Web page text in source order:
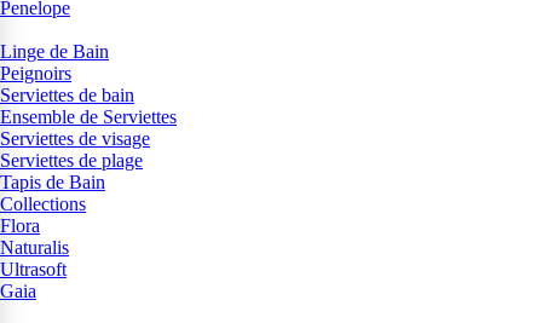
Penelope
Linge de Bain
Peignoirs
Serviettes de bain
Ensemble de Serviettes
Serviettes de visage
Serviettes de plage
Tapis de Bain
Collections
Flora
Naturalis
Ultrasoft
Gaia